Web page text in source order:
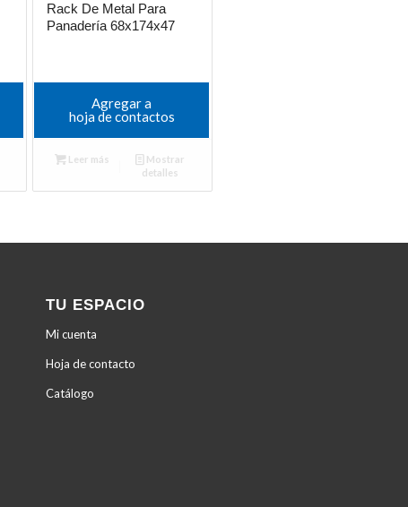
Rack De Metal Para
Panadería 68x174x47
Agregar a
hoja de contactos
Leer más
Mostrar
detalles
TU ESPACIO
Mi cuenta
Hoja de contacto
Catálogo